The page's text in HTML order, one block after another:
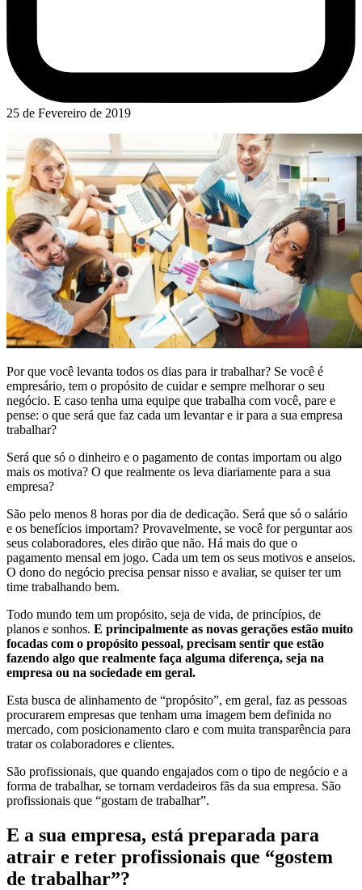
25 de Fevereiro de 2019
Por que você levanta todos os dias para ir trabalhar? Se você é
empresário, tem o propósito de cuidar e sempre melhorar o seu
negócio. E caso tenha uma equipe que trabalha com você, pare e
pense: o que será que faz cada um levantar e ir para a sua empresa
trabalhar?
Será que só o dinheiro e o pagamento de contas importam ou algo
mais os motiva? O que realmente os leva diariamente para a sua
empresa?
São pelo menos 8 horas por dia de dedicação. Será que só o salário
e os benefícios importam? Provavelmente, se você for perguntar aos
seus colaboradores, eles dirão que não. Há mais do que o
pagamento mensal em jogo. Cada um tem os seus motivos e anseios.
O dono do negócio precisa pensar nisso e avaliar, se quiser ter um
time trabalhando bem.
Todo mundo tem um propósito, seja de vida, de princípios, de
planos e sonhos. E principalmente as novas gerações estão muito
focadas com o propósito pessoal, precisam sentir que estão
fazendo algo que realmente faça alguma diferença, seja na
empresa ou na sociedade em geral.
Esta busca de alinhamento de “propósito”, em geral, faz as pessoas
procurarem empresas que tenham uma imagem bem definida no
mercado, com posicionamento claro e com muita transparência para
tratar os colaboradores e clientes.
São profissionais, que quando engajados com o tipo de negócio e a
forma de trabalhar, se tornam verdadeiros fãs da sua empresa. São
profissionais que “gostam de trabalhar”.
E a sua empresa, está preparada para
atrair e reter profissionais que “gostem
de trabalhar”?